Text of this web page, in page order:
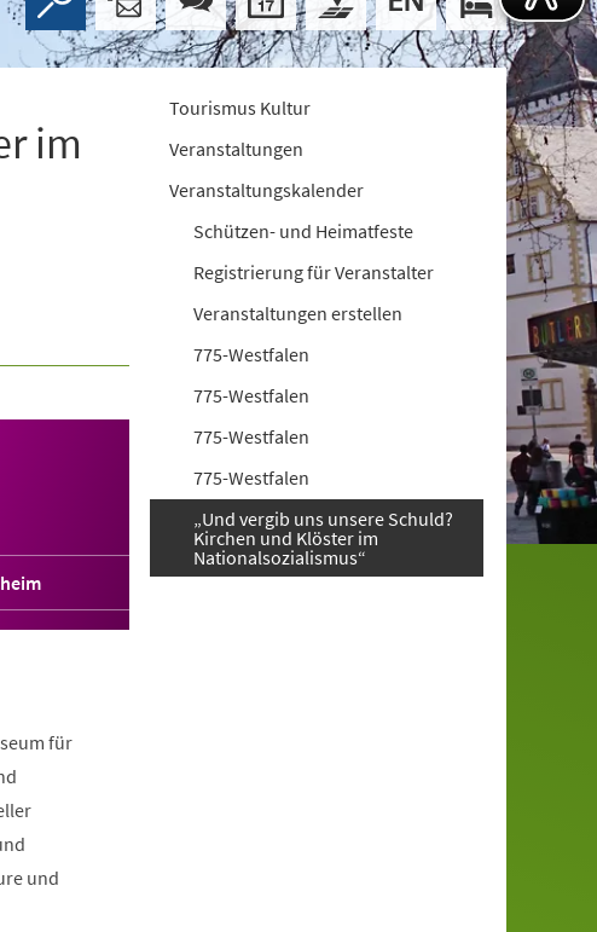
im
für
und
Tourismus Kultur
Veranstaltungen
Veranstaltungskalender
Schützen- und Heimatfeste
Registrierung für Veranstalter
Veranstaltungen erstellen
775-Westfalen
775-Westfalen
775-Westfalen
775-Westfalen
„Und vergib uns unsere Schuld?
Kirchen und Klöster im
Nationalsozialismus“